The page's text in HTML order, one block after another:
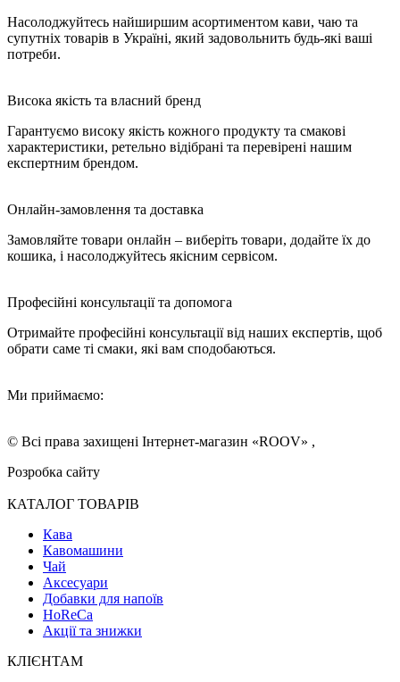
Насолоджуйтесь найширшим асортиментом кави, чаю та
супутніх товарів в Україні, який задовольнить будь-які ваші
потреби.
Висока якість та власний бренд
Гарантуємо високу якість кожного продукту та смакові
характеристики, ретельно відібрані та перевірені нашим
експертним брендом.
Онлайн-замовлення та доставка
Замовляйте товари онлайн – виберіть товари, додайте їх до
кошика, і насолоджуйтесь якісним сервісом.
Професійні консультації та допомога
Отримайте професійні консультації від наших експертів, щоб
обрати саме ті смаки, які вам сподобаються.
Ми приймаємо:
© Всі права захищені Інтернет-магазин «ROOV» ,
Розробка сайту
КАТАЛОГ ТОВАРІВ
Кава
Кавомашини
Чай
Аксесуари
Добавки для напоїв
HoReCa
Акції та знижки
КЛІЄНТАМ